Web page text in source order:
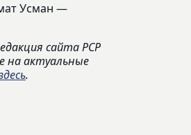
Усман —
сайта РСР
на актуальные
.